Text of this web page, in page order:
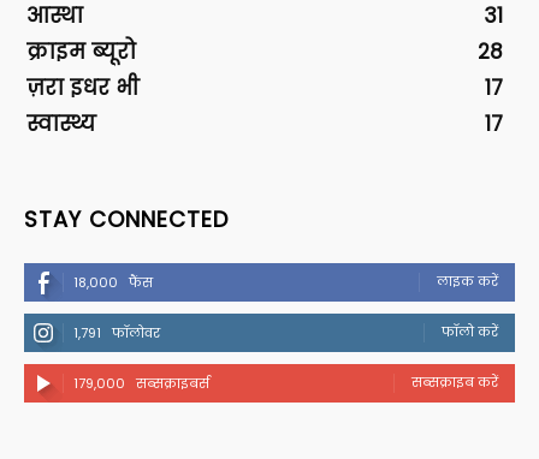
आस्था
31
क्राइम ब्यूरो
28
ज़रा इधर भी
17
स्वास्थ्य
17
STAY CONNECTED
18,000 फैंस लाइक करें
1,791 फॉलोवर फॉलो करें
179,000 सब्सक्राइबर्स सब्सक्राइब करें